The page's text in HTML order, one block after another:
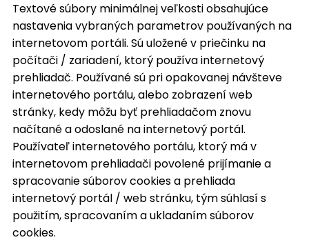
Textové súbory minimálnej veľkosti obsahujúce
nastavenia vybraných parametrov používaných na
internetovom portáli. Sú uložené v priečinku na
počítači / zariadení, ktorý používa internetový
prehliadač. Používané sú pri opakovanej návšteve
internetového portálu, alebo zobrazení web
stránky, kedy môžu byť prehliadačom znovu
načítané a odoslané na internetový portál.
Používateľ internetového portálu, ktorý má v
internetovom prehliadači povolené prijímanie a
spracovanie súborov cookies a prehliada
internetový portál / web stránku, tým súhlasí s
použitím, spracovaním a ukladaním súborov
cookies.